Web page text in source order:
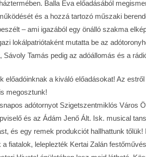
Balla Éva előadásából
és a hozzá tartozó műszaki
– ami igazából egy önálló szakma
lokálpatriótaként mutatta be az
Sávoly Tamás pedig az adóállomás és a
előadóinknak a kiváló előadásokat! Az
megosztunk!
adótornyot Szigetszentmiklós Város
és az Ádám Jenő Ált. Isk. musical
és egy remek produkciót hallhattunk
a fiatalok, leleplezték Kertai Zalán